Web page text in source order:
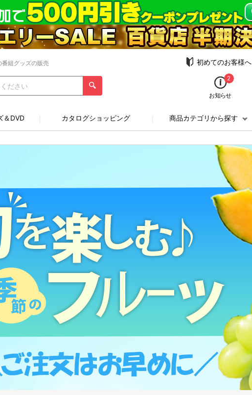
組グッズの販売 初めてのお客様へ
2
お知らせ
＆DVD カタログショッピング 商品カテゴリから探す